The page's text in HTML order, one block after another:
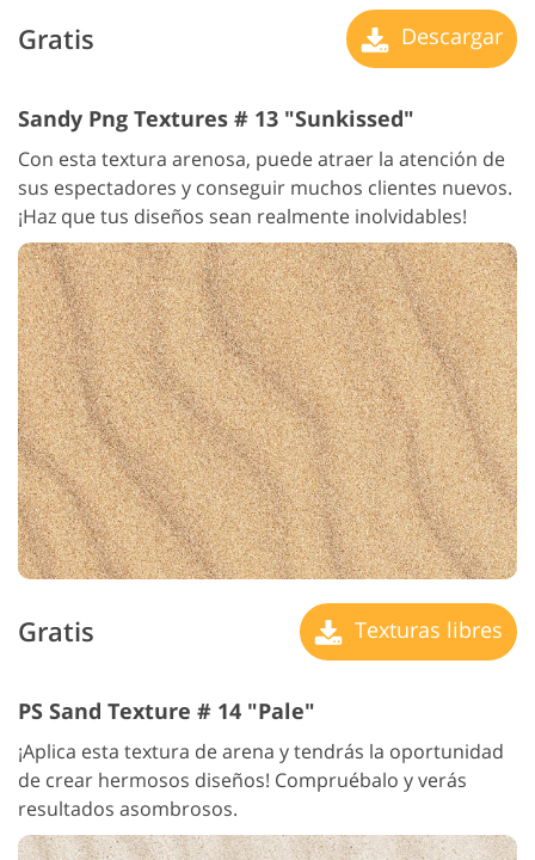
Gratis Descargar
Sandy Png Textures # 13 "Sunkissed"
Con esta textura arenosa, puede atraer la atención de
sus espectadores y conseguir muchos clientes nuevos.
¡Haz que tus diseños sean realmente inolvidables!
Gratis Texturas libres
PS Sand Texture # 14 "Pale"
¡Aplica esta textura de arena y tendrás la oportunidad
de crear hermosos diseños! Compruébalo y verás
resultados asombrosos.